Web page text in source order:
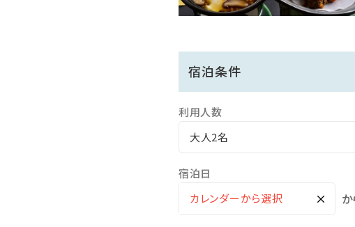
温泉に入った後には、ラウンジのご
■源泉かけ流しの温泉大浴場■
15:00～翌朝9:00まで終夜入浴可
宿泊条件
利用人数
大人2名
宿泊日
× か